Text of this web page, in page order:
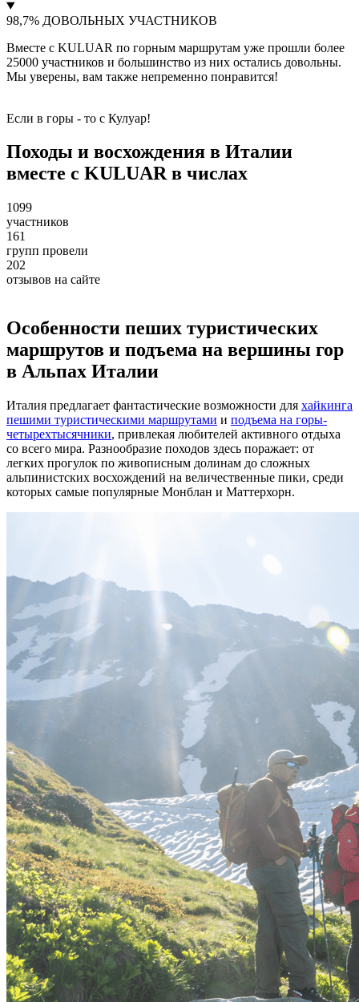
98,7% ДОВОЛЬНЫХ УЧАСТНИКОВ
Вместе с KULUAR по горным маршрутам уже прошли более
25000 участников и большинство из них остались довольны.
Мы уверены, вам также непременно понравится!
Если в горы - то с Кулуар!
Походы и восхождения в Италии
вместе с KULUAR в числах
1099
участников
161
групп провели
202
отзывов на сайте
Особенности пеших туристических
маршрутов и подъема на вершины гор
в Альпах Италии
Италия предлагает фантастические возможности для хайкинга
пешими туристическими маршрутами и подъема на горы-
четырехтысячники, привлекая любителей активного отдыха
со всего мира. Разнообразие походов здесь поражает: от
легких прогулок по живописным долинам до сложных
альпинистских восхождений на величественные пики, среди
которых самые популярные Монблан и Маттерхорн.